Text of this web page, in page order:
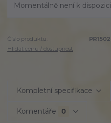
Momentálně není k dispozici
Číslo produktu:
PR1502
Hlídat cenu / dostupnost
Kompletní specifikace
Komentáře 0